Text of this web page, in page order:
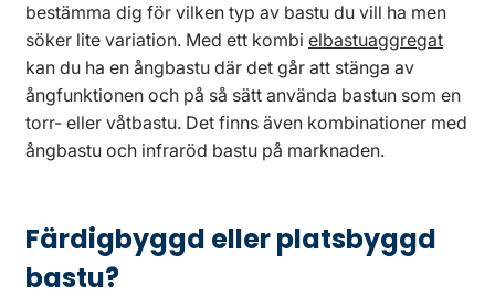
bestämma dig för vilken typ av bastu du vill ha men
söker lite variation. Med ett kombi elbastuaggregat
kan du ha en ångbastu där det går att stänga av
ångfunktionen och på så sätt använda bastun som en
torr- eller våtbastu. Det finns även kombinationer med
ångbastu och infraröd bastu på marknaden.
Färdigbyggd eller platsbyggd
bastu?